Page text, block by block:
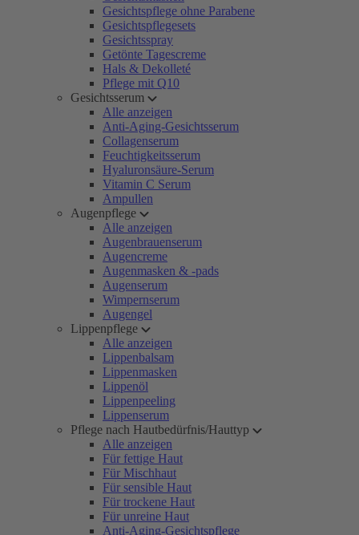
Gesichtspflege ohne Parabene
Gesichtspflegesets
Gesichtsspray
Getönte Tagescreme
Hals & Dekolleté
Pflege mit Q10
Gesichtsserum
Alle anzeigen
Anti-Aging-Gesichtsserum
Collagenserum
Feuchtigkeitsserum
Hyaluronsäure-Serum
Vitamin C Serum
Ampullen
Augenpflege
Alle anzeigen
Augenbrauenserum
Augencreme
Augenmasken & -pads
Augenserum
Wimpernserum
Augengel
Lippenpflege
Alle anzeigen
Lippenbalsam
Lippenmasken
Lippenöl
Lippenpeeling
Lippenserum
Pflege nach Hautbedürfnis/Hauttyp
Alle anzeigen
Für fettige Haut
Für Mischhaut
Für sensible Haut
Für trockene Haut
Für unreine Haut
Anti-Aging-Gesichtspflege